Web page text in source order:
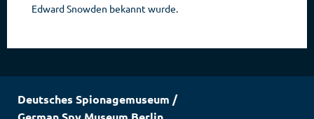
Edward Snowden bekannt wurde.
Deutsches Spionagemuseum /